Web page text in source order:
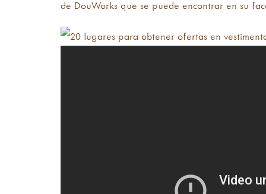
de DouWorks que se puede encontrar en su